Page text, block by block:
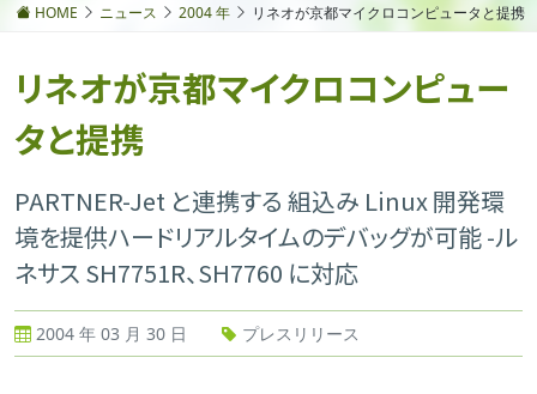
HOME ニュース 2004 年 リネオが京都マイクロコンピュータと提携
リネオが京都マイクロコンピュー
タと提携
PARTNER-Jet と連携する 組込み Linux 開発環
境を提供ハードリアルタイムのデバッグが可能 -ル
ネサス SH7751R、SH7760 に対応
2004 年 03 月 30 日 プレスリリース